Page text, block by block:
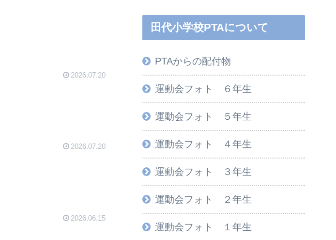
2026.07.20
2026.07.20
2026.06.15
田代小学校PTAについて
PTAからの配付物
運動会フォト ６年生
運動会フォト ５年生
運動会フォト ４年生
運動会フォト ３年生
運動会フォト ２年生
運動会フォト １年生